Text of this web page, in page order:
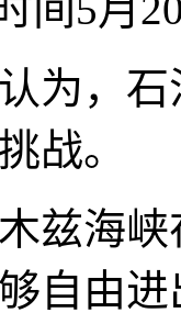
间5月
，石
战。
海峡
自由